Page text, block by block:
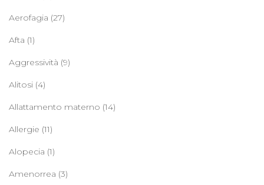
Aerofagia (27)
Afta (1)
Aggressività (9)
Alitosi (4)
Allattamento materno (14)
Allergie (11)
Alopecia (1)
Amenorrea (3)